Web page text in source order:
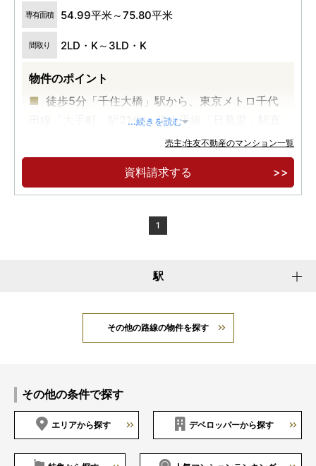
専有面積 54.99平米～75.80平米
間取り 2LD・K～3LD・K
物件のポイント
徒歩5分「千住大橋」駅から、東京メトロ千代
田線「大手町」駅21分。JR山手線「日暮里」駅直
【先着順販売受付】2LD・K/8,900万円～。42
階建て超高層大規模制振タワーレジデンス。
な内廊下設計。ZEH-M Oriented 省エネ住宅。
...続きを読む
売主:住友不動産のマンション一覧
資料請求する
1
駅
その他の路線の物件を探す
その他の条件で探す
エリアから探す デベロッパーから探す